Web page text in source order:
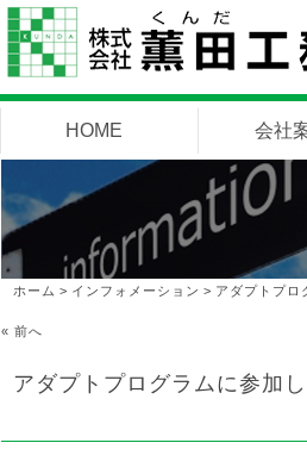
HOME 会社
ホーム > インフォメーション > アダプトプロ
« 前へ
アダプトプログラムに参加